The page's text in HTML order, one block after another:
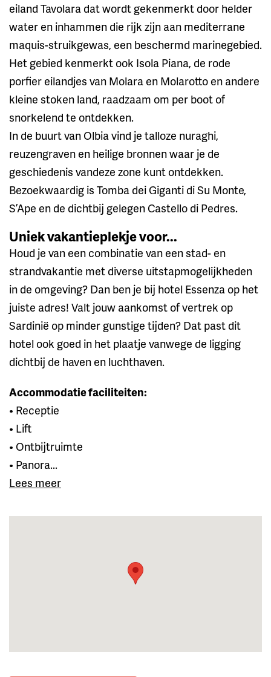
eiland Tavolara dat wordt gekenmerkt door helder
water en inhammen die rijk zijn aan mediterrane
maquis-struikgewas, een beschermd marinegebied.
Het gebied kenmerkt ook Isola Piana, de rode
porfier eilandjes van Molara en Molarotto en andere
kleine stoken land, raadzaam om per boot of
snorkelend te ontdekken.
In de buurt van Olbia vind je talloze nuraghi,
reuzengraven en heilige bronnen waar je de
geschiedenis vandeze zone kunt ontdekken.
Bezoekwaardig is Tomba dei Giganti di Su Monte,
S’Ape en de dichtbij gelegen Castello di Pedres.
Uniek vakantieplekje voor...
Houd je van een combinatie van een stad- en
strandvakantie met diverse uitstapmogelijkheden
in de omgeving? Dan ben je bij hotel Essenza op het
juiste adres! Valt jouw aankomst of vertrek op
Sardinië op minder gunstige tijden? Dat past dit
hotel ook goed in het plaatje vanwege de ligging
dichtbij de haven en luchthaven.
Accommodatie faciliteiten:
• Receptie
• Lift
• Ontbijtruimte
• Panora...
Lees meer